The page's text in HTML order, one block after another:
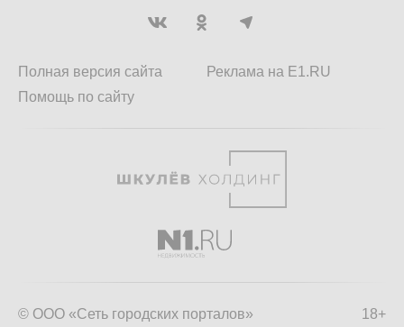
Полная версия сайта
Помощь по сайту
Реклама на E1.RU
18+
© ООО «Сеть городских порталов»